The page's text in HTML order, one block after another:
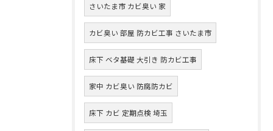
さいたま市 カビ臭い 家
カビ臭い 部屋 防カビ工事 さいたま市
床下 ベタ基礎 大引き 防カビ工事
家中 カビ臭い 防腐防カビ
床下 カビ 定期点検 埼玉